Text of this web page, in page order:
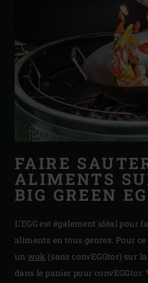
FAIRE
ALIMENTS
BIG GREEN
L’EGG est également idéal pour
aliments en tous genres. Pour
un wok (sans convEGGtor) sur
dans le panier pour convEGGtor.